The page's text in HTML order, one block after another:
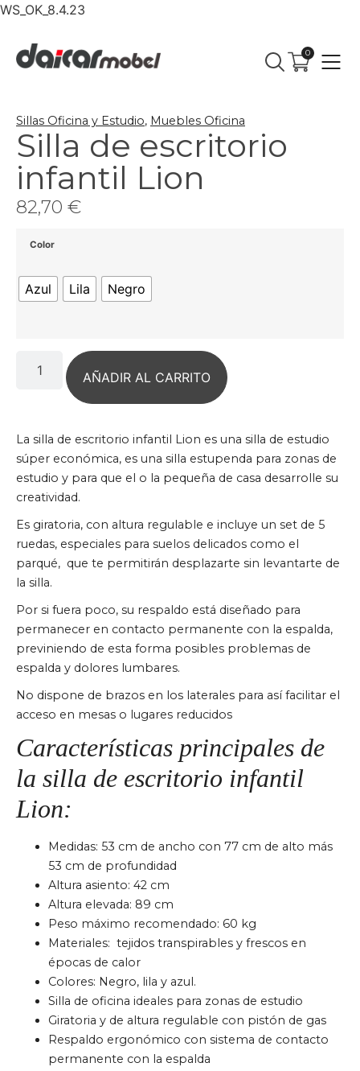
WS_OK_8.4.23
0
Sillas Oficina y Estudio, Muebles Oficina
Silla de escritorio
infantil Lion
82,70 €
Color
Azul Lila Negro
AÑADIR AL CARRITO
La silla de escritorio infantil Lion es una silla de estudio
súper económica, es una silla estupenda para zonas de
estudio y para que el o la pequeña de casa desarrolle su
creatividad.
Es giratoria, con altura regulable e incluye un set de 5
ruedas, especiales para suelos delicados como el
parqué, que te permitirán desplazarte sin levantarte de
la silla.
Por si fuera poco, su respaldo está diseñado para
permanecer en contacto permanente con la espalda,
previniendo de esta forma posibles problemas de
espalda y dolores lumbares.
No dispone de brazos en los laterales para así facilitar el
acceso en mesas o lugares reducidos
Características principales de
la silla de escritorio infantil
Lion:
Medidas: 53 cm de ancho con 77 cm de alto más
53 cm de profundidad
Altura asiento: 42 cm
Altura elevada: 89 cm
Peso máximo recomendado: 60 kg
Materiales: tejidos transpirables y frescos en
épocas de calor
Colores: Negro, lila y azul.
Silla de oficina ideales para zonas de estudio
Giratoria y de altura regulable con pistón de gas
Respaldo ergonómico con sistema de contacto
permanente con la espalda